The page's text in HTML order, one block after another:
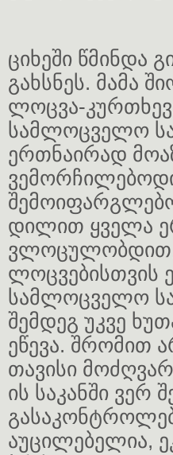
ციხეში წმინდა
გახსნეს. მამა
ლოცვა-
სამლოცველო
ერთნაირად
დილით ყველა
ვლოცულობდით,
ლოცვებისთვის
სამლოცველო
შემდეგ უკვე
ეწევა. შრომით
თავისი
ის საკანში ვერ
აუცილებელია,